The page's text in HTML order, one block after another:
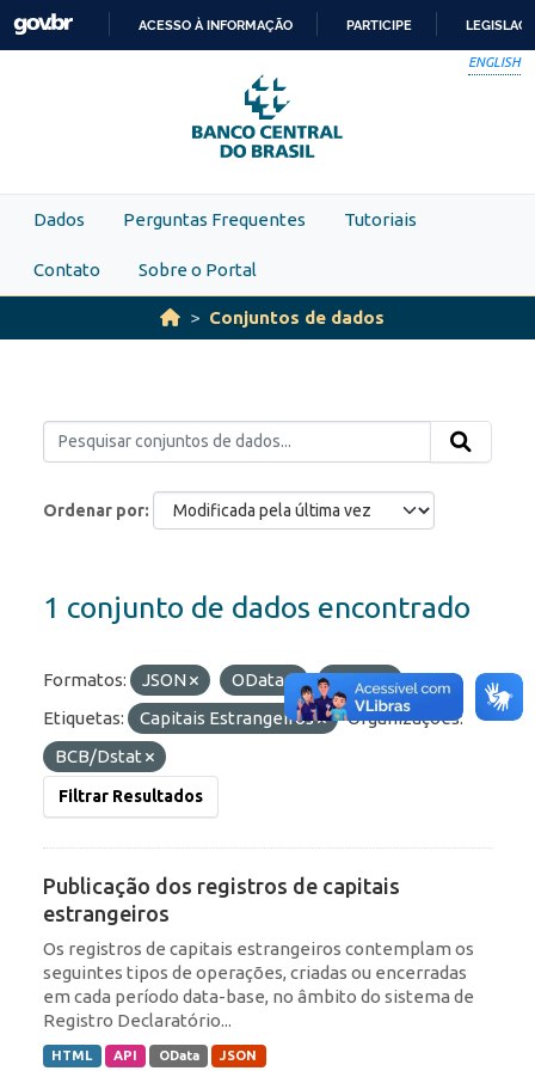
Skip to main content
PARA
O
CONTEÚDO
ACESSO À INFORMAÇÃO PARTICIPE
ENGLISH
Dados Perguntas Frequentes Tutoriais
Contato Sobre o Portal
Conjuntos de dados
Ordenar por
1 conjunto de dados encontrado
Formatos: JSON OData
HTML
Etiquetas:
Capitais Estrangeiros
Organizações:
BCB/Dstat
Filtrar Resultados
Publicação dos registros de capitais
estrangeiros
Os registros de capitais estrangeiros contemplam os
seguintes tipos de operações, criadas ou encerradas
em cada período data-base, no âmbito do sistema de
Registro Declaratório...
HTML API OData JSON